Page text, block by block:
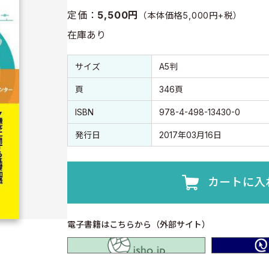
定価： 5,500円 （本体価格5,000円+税）
在庫あり
書誌情報
書誌情報
サイズ A5判
頁 346頁
ISBN 978-4-498-13430-0
発行日 2017年03月16日
カートに入
電子書籍はこちらから（外部サイト）